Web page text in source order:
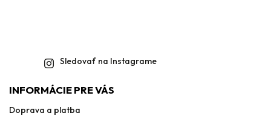
Sledovať na Instagrame
INFORMÁCIE PRE VÁS
Doprava a platba